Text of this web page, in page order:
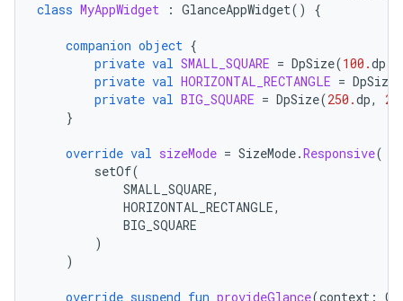
class MyAppWidget : GlanceAppWidget() {
companion object {
private val SMALL_SQUARE = DpSize(100.dp
private val HORIZONTAL_RECTANGLE = DpSize
private val BIG_SQUARE = DpSize(250.dp,
}
override val sizeMode = SizeMode.Responsive(
setOf(
SMALL_SQUARE,
HORIZONTAL_RECTANGLE,
BIG_SQUARE
)
)
override suspend fun provideGlance(context :